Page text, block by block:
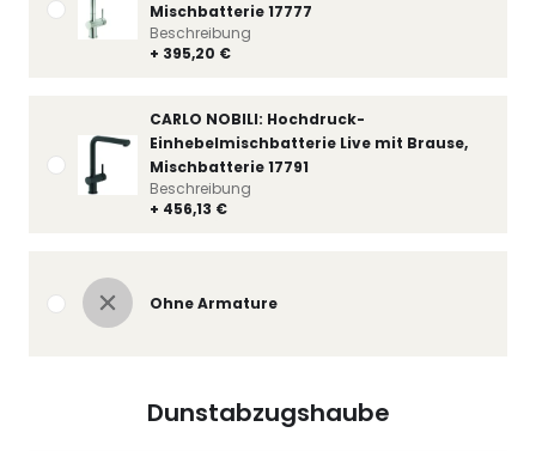
Mischbatterie 17777
+ 395,20 €
Beschreibung
CARLO NOBILI: Hochdruck-
Einhebelmischbatterie Live mit Brause,
Mischbatterie 17791
+ 456,13 €
Beschreibung
Ohne Armature
Dunstabzugshaube